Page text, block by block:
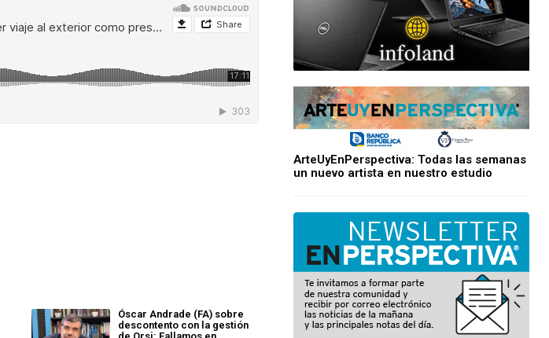
Óscar Andrade (FA) sobre
descontento con la gestión
ArteUyEnPerspectiva: Todas las semanas
un nuevo artista en nuestro estudio